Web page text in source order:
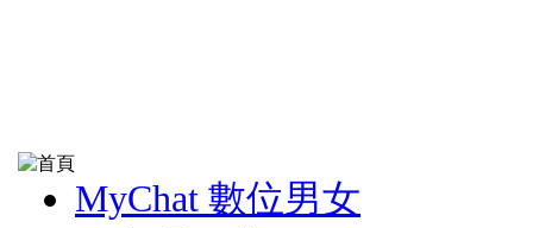
MyChat 數位男女